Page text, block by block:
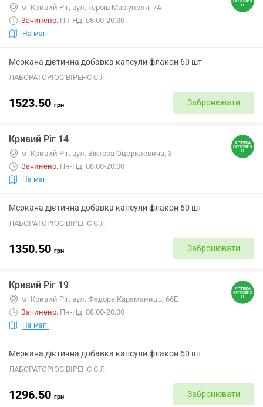
м. Кривий Ріг, вул. Героїв Маріуполя, 7А
Зачинено. Пн-Нд: 08:00-20:30
На мапі
Меркана дієтична добавка капсули флакон 60 шт
ЛАБОРАТОРІОС ВІРЕНС С.Л.
1523.50 грн Забронювати
Кривий Ріг 14
м. Кривий Ріг, вул. Віктора Оцерклевича, 3
Зачинено. Пн-Нд: 08:00-20:00
На мапі
Меркана дієтична добавка капсули флакон 60 шт
ЛАБОРАТОРІОС ВІРЕНС С.Л.
1350.50 грн Забронювати
Кривий Ріг 19
м. Кривий Ріг, вул. Федора Караманиць, 66Е
Зачинено. Пн-Нд: 08:00-20:00
На мапі
Меркана дієтична добавка капсули флакон 60 шт
ЛАБОРАТОРІОС ВІРЕНС С.Л.
1296.50 грн Забронювати